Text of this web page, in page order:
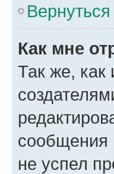
Как мне
Так же, как
сообщения
не успел